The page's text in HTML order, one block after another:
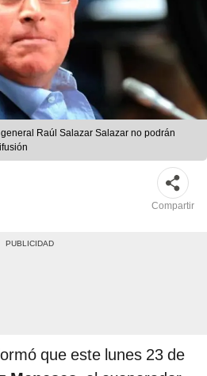
Raúl Salazar Salazar no podrán
Compartir
que este lunes 23 de